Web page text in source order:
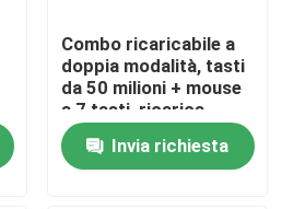
Combo ricaricabile a
doppia modalità, tasti
da 50 milioni + mouse
a 7 tasti, ricarica
rapida di tipo C
Invia richiesta